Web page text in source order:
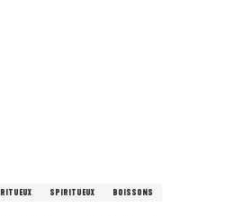
SPIRITUEUX BOISSONS